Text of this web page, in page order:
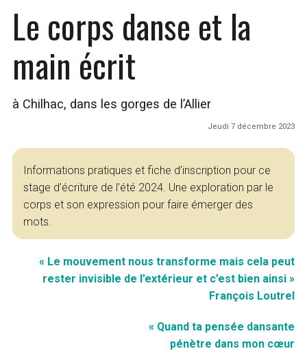
Le corps danse et la
main écrit
à Chilhac, dans les gorges de l’Allier
Jeudi 7 décembre 2023
Informations pratiques et fiche d’inscription pour ce
stage d’écriture de l’été 2024. Une exploration par le
corps et son expression pour faire émerger des
mots.
« Le mouvement nous transforme mais cela peut
rester invisible de l’extérieur et c’est bien ainsi »
François Loutrel
« Quand ta pensée dansante
pénètre dans mon cœur